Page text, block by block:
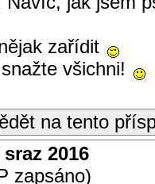
zařídit
všichni!
na tento
2016
zapsáno)